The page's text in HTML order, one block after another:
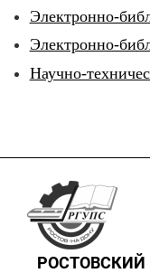
Электронно-
Электронно-
Научно-
РОСТОВСКИЙ